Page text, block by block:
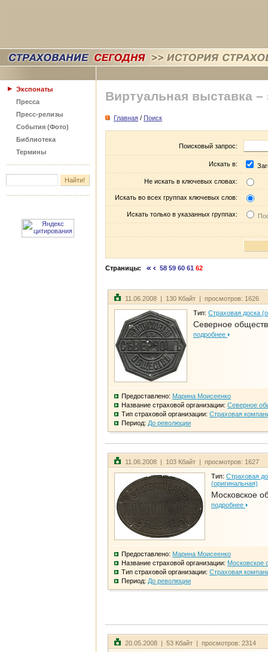
Экспонаты
Пресса
Пресс-релизы
События (Фото)
Библиотека
Термины
Виртуальная выставка –
Главная / Поиск
Поисковый запрос:
Искать в:
Не искать в ключевых словах:
Искать во всех группах ключевых слов:
Искать только в указанных группах:
Страницы: 58 59 60 61 62
11.06.2008 | 130 Кбайт | просмотров: 1626
Тип: Страховая доска
Северное
подробнее
Предоставлено: Марина Моисеенко
Название страховой организации: Северное
Тип страховой организации: Страховая
Период: До революции
11.06.2008 | 103 Кбайт | просмотров: 1627
Тип: Страховая
(оригинальная)
Московское
подробнее
Предоставлено: Марина Моисеенко
Название страховой организации: Московское
Тип страховой организации: Страховая
Период: До революции
20.05.2008 | 53 Кбайт | просмотров: 2314